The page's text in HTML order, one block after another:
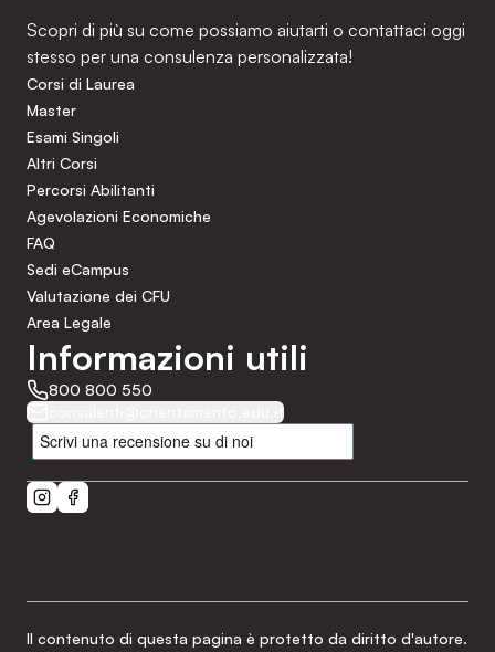
Scopri di più su come possiamo aiutarti o contattaci oggi
stesso per una consulenza personalizzata!
Corsi di Laurea
Master
Esami Singoli
Altri Corsi
Percorsi Abilitanti
Agevolazioni Economiche
FAQ
Sedi eCampus
Valutazione dei CFU
Area Legale
Informazioni utili
800 800 550
consulenti@orientamento.edu.it
Il contenuto di questa pagina è protetto da diritto d'autore.